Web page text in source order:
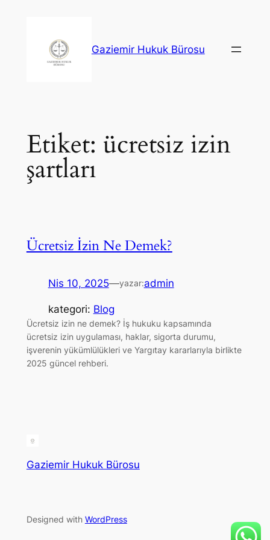
Gaziemir Hukuk Bürosu
Etiket: ücretsiz izin
şartları
Ücretsiz İzin Ne Demek?
Nis 10, 2025—yazar:admin
kategori: Blog
Ücretsiz izin ne demek? İş hukuku kapsamında
ücretsiz izin uygulaması, haklar, sigorta durumu,
işverenin yükümlülükleri ve Yargıtay kararlarıyla birlikte
2025 güncel rehberi.
Gaziemir Hukuk Bürosu
Designed with WordPress